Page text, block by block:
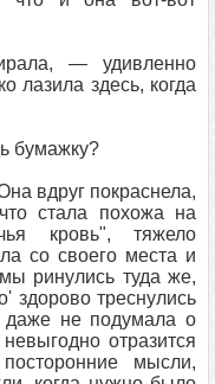
— удивленно
лазила здесь, когда
бумажку?
вдруг покраснела,
стала похожа на
кровь", тяжело
со своего места и
ринулись туда же,
здорово треснулись
не подумала о
отразится
мысли,